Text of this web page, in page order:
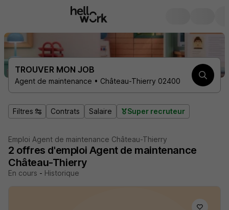
TROUVER MON JOB
Agent de maintenance • Château-Thierry 02400
Filtres Contrats Salaire Super recruteur
Emploi Agent de maintenance Château-Thierry
2 offres d'emploi Agent de maintenance
Château-Thierry
En cours - Historique